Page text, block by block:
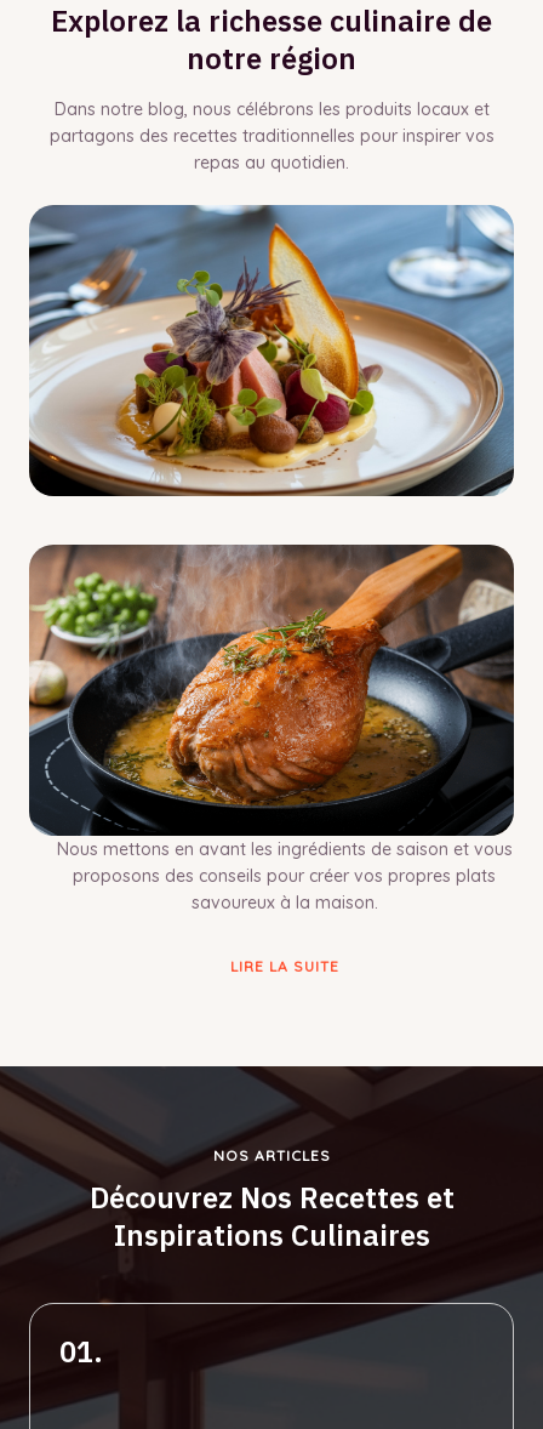
Nous mettons en avant les ingrédients de saison et vous
proposons des conseils pour créer vos propres plats
savoureux à la maison.
LIRE LA SUITE
Explorez la richesse culinaire de
notre région
Dans notre blog, nous célébrons les produits locaux et
partagons des recettes traditionnelles pour inspirer vos
repas au quotidien.
NOS ARTICLES
Découvrez Nos Recettes et
Inspirations Culinaires
01.